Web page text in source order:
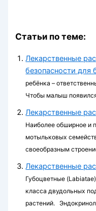
Статьи по теме:
Лекарственные
безопасности
ребёнка –
Чтобы малыш
Лекарственные
Наиболее обширное и
мотыльковых
своеобразным
Лекарственные
Губоцветные
класса двудольных
растений.